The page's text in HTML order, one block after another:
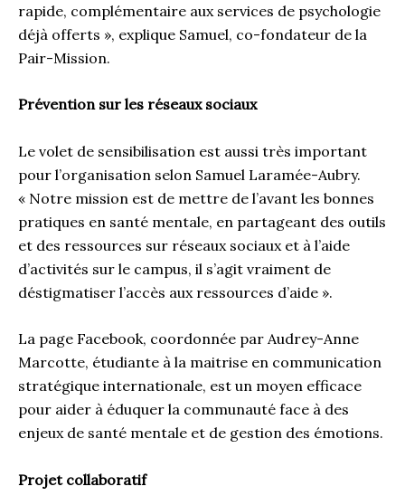
rapide, complémentaire aux services de psychologie
déjà offerts », explique Samuel, co-fondateur de la
Pair-Mission.
Prévention sur les réseaux sociaux
Le volet de sensibilisation est aussi très important
pour l’organisation selon Samuel Laramée-Aubry.
« Notre mission est de mettre de l’avant les bonnes
pratiques en santé mentale, en partageant des outils
et des ressources sur réseaux sociaux et à l’aide
d’activités sur le campus, il s’agit vraiment de
déstigmatiser l’accès aux ressources d’aide ».
La page Facebook, coordonnée par Audrey-Anne
Marcotte, étudiante à la maitrise en communication
stratégique internationale, est un moyen efficace
pour aider à éduquer la communauté face à des
enjeux de santé mentale et de gestion des émotions.
Projet collaboratif